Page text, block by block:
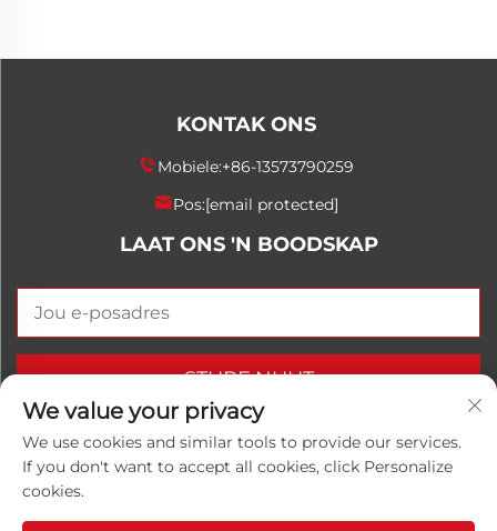
KONTAK ONS
Mobiele:+86-13573790259
Pos:[email protected]
LAAT ONS 'N BOODSKAP
STURF NUUT
Kopiereg © 2025 China Shandong Luwanhong
We value your privacy
We use cookies and similar tools to provide our services.
If you don't want to accept all cookies, click Personalize
cookies.